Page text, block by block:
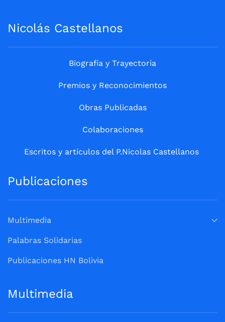
Nicolás Castellanos
Biografía y Trayectoria
Premios y Reconocimientos
Obras Publicadas
Colaboraciones
Escritos y artículos del P.Nicolas Castellanos
Publicaciones
Multimedia
Palabras Solidarias
Publicaciones HN Bolivia
Multimedia